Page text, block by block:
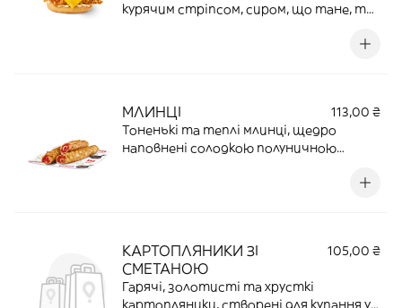
курячим стріпсом, сиром, що тане, та
смачний старт дня — у будь-який час
МЛИНЦІ
113,00 ₴
Тоненькі та теплі млинці, щедро
наповнені солодкою полуничною
фруктова насолода була доступна тобі
КАРТОПЛЯНИКИ ЗІ
СМЕТАНОЮ
105,00 ₴
Гарячі, золотисті та хрусткі
картопляники, створені для купання у